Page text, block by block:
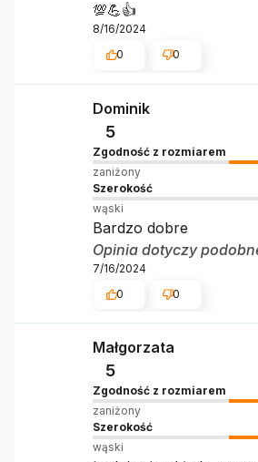
💯💪👍️
8/16/2024
0
0
Dominik
5
Zgodność z rozmiarem
zaniżony
Szerokość
wąski
Bardzo dobre
Opinia dotyczy
7/16/2024
0
0
Małgorzata
5
Zgodność z rozmiarem
zaniżony
Szerokość
wąski